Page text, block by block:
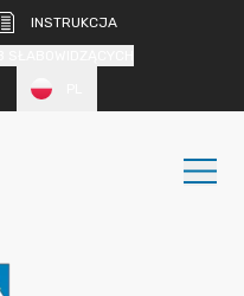
INSTRUKCJA